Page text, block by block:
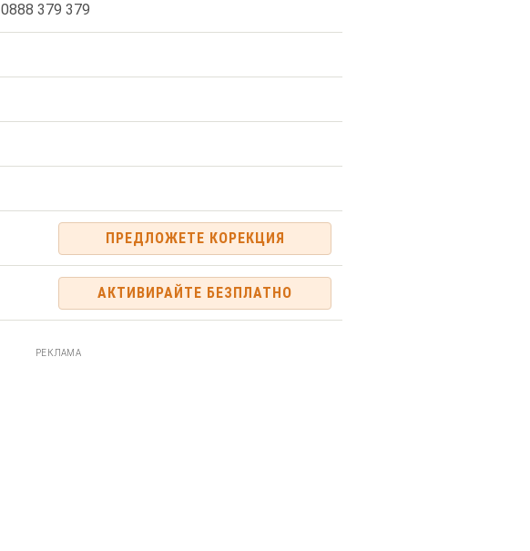
0888 379 379
ПРЕДЛОЖЕТЕ КОРЕКЦИЯ
АКТИВИРАЙТЕ БЕЗПЛАТНО
РЕКЛАМА